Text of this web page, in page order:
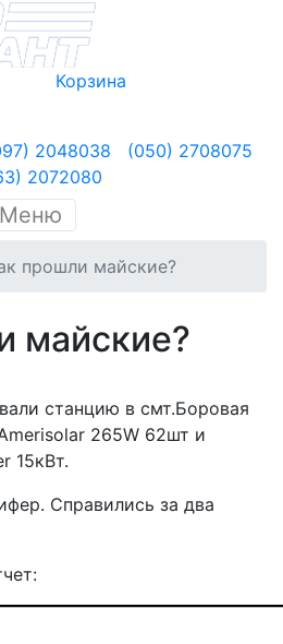
Корзина
2048038
(050) 2708075
2072080
Меню
прошли майские?
майские?
станцию в смт.Боровая
265W 62шт и
15кВт.
Справились за два